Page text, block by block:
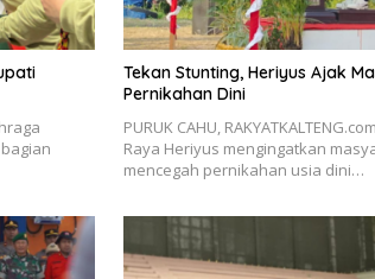
Tekan Stunting, Heriyus Ajak
Pernikahan Dini
PURUK CAHU,
Raya Heriyus mengingatkan
mencegah pernikahan usia dini…